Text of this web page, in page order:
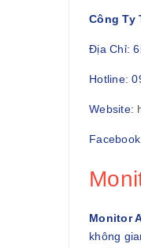
Công Ty
Địa Chỉ:
Hotline:
Website:
Monitor
không